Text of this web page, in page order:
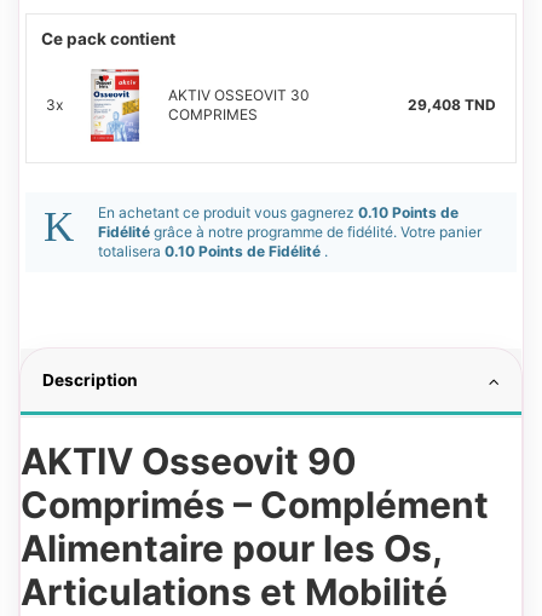
Ce pack contient
3x
AKTIV OSSEOVIT 30
COMPRIMES
29,408 TND
En achetant ce produit vous gagnerez 0.10 Points de
Fidélité grâce à notre programme de fidélité. Votre panier
totalisera 0.10 Points de Fidélité .
Description
AKTIV Osseovit 90
Comprimés – Complément
Alimentaire pour les Os,
Articulations et Mobilité